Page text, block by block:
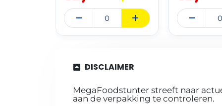
DISCLAIMER
MegaFoodstunter streeft naar
aan de verpakking te controleren.